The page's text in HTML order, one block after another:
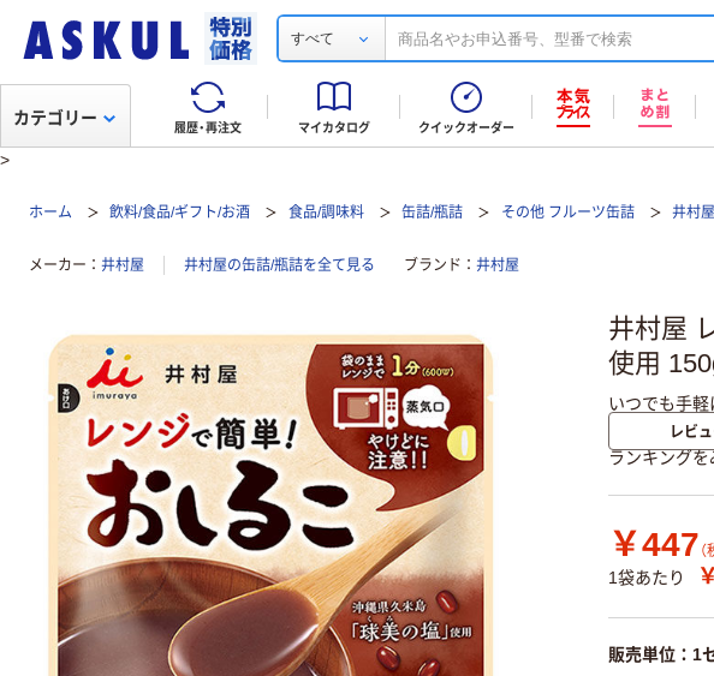
すべて
履歴・再注文 マイカタログ クイックオーダー
カテゴリー
>
ホーム 飲料/食品/ギフト/お酒 食品/調味料 缶詰/瓶詰 その他 フルーツ缶詰 井村
メーカー 井村屋 井村屋の缶詰/瓶詰を全て見る ブランド 井村屋
井村屋
使用
いつでも手軽
レビ
ランキングを
￥447 （
1袋あたり
販売単位：1セ